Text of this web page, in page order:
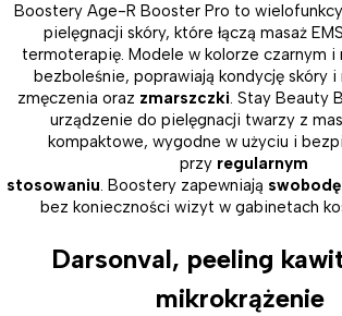
Boostery Age-R Booster Pro to
pielęgnacji skóry, które łączą masaż
termoterapię. Modele w kolorze czarnym i
bezboleśnie, poprawiają kondycję skóry i
zmęczenia oraz zmarszczki. Stay Beauty
urządzenie do pielęgnacji twarzy z
kompaktowe, wygodne w użyciu i
przy regularnym
stosowaniu. Boostery zapewniają swobodę
bez konieczności wizyt w gabinetach
Darsonval, peeling
mikrokrążenie